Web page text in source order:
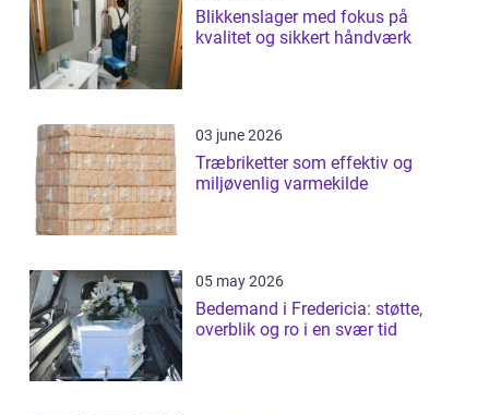
Blikkenslager med fokus på
kvalitet og sikkert håndværk
03 june 2026
Træbriketter som effektiv og
miljøvenlig varmekilde
05 may 2026
Bedemand i Fredericia: støtte,
overblik og ro i en svær tid